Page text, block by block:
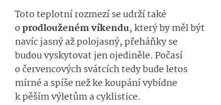
Toto teplotní rozmezí se udrží také
o prodlouženém víkendu, který by měl být
navíc jasný až polojasný, přeháňky se
budou vyskytovat jen ojediněle. Počasí
o červencových svátcích tedy bude letos
mírné a spíše než ke koupání vybídne
k pěším výletům a cyklistice.